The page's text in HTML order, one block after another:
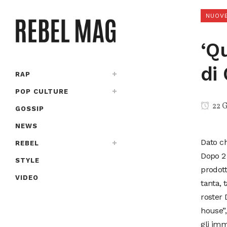
RAP
POP CULTURE
GOSSIP
NEWS
REBEL
STYLE
VIDEO
di
22
Dato
Dopo
tanta,
roster
gli